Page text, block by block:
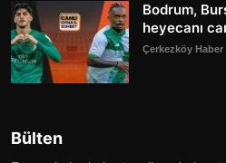
Bodrum,
heyecanı
Çerkezköy Haber
Bülten